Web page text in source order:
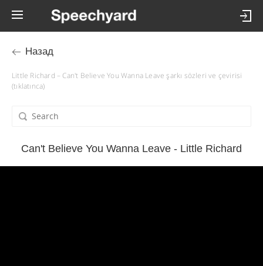
Назад
Little Richard – Can't Believe You Wanna Leave şarkı sözleri ve çevirisi
(tıklatınca)
Can't Believe You Wanna Leave - Little Richard